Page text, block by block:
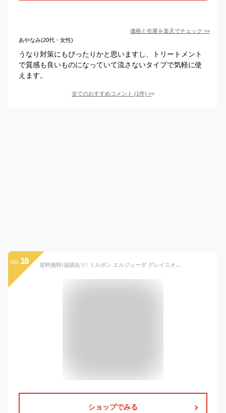
価格と在庫を楽天でチェック >>
あやなみ(20代・女性)
うなり対策にもぴったりかと思いますし、トリートメント
で質感も良いものになっていて流さないタイプで気軽に使
えます。
全てのおすすめコメント (1件) >
no. 16 送料無料!追跡あり! ミルボン エルジューダ グレイスオンエマルジョン 120ml ■★
ショップでみる